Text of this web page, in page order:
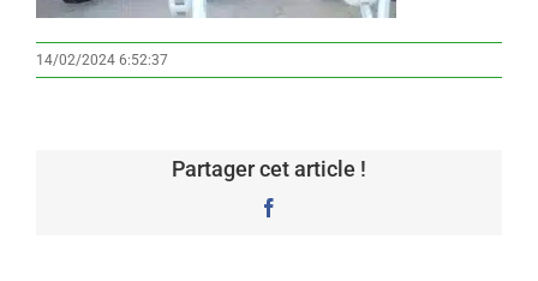
14/02/2024 6:52:37
Partager cet article !